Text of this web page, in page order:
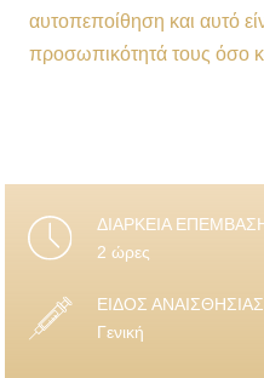
αυτοπεποίθηση και αυτό
προσωπικότητά τους όσο
ΔΙΑΡΚΕΙΑ
2 ώρες
ΕΙΔΟΣ ΑΝΑΙΣΘΗΣΙΑΣ
Γενική